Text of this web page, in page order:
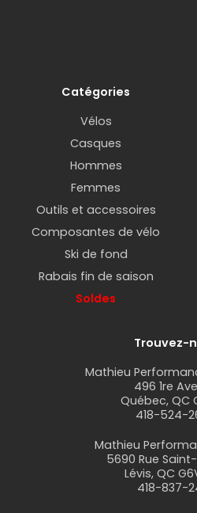
Catégories
Vélos
Casques
Hommes
Femmes
Outils et accessoires
Composantes de vélo
Ski de fond
Rabais fin de saison
Soldes
Trouvez-
Mathieu
496 1re
Québec, QC
418-524-
Mathieu
5690 Rue
Lévis, QC
418-837-